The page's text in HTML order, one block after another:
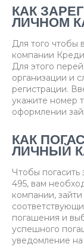
КАК
ЛИЧНОМ
Для того чтобы
компании
Для этого
организации и
регистрации.
укажите номер
оформлении
КАК
ЛИЧНЫЙ
Чтобы
495, вам
компании,
погашения и
успешного
уведомление